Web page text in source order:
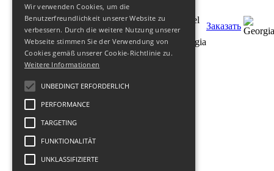
Заказать
© 2011 -2026
GEOFIT TRAVEL
Wir verwenden Cookies, um die
Benutzerfreundlichkeit unserer Website zu
verbessern. Durch die weitere Nutzung unserer
Webseite stimmen Sie der Verwendung von
Cookies gemäß unserer Cookie-Richtlinie zu.
Weitere Informationen
UNBEDINGT ERFORDERLICH
PERFORMANCE
TARGETING
FUNKTIONALITÄT
UNKLASSIFIZIERTE